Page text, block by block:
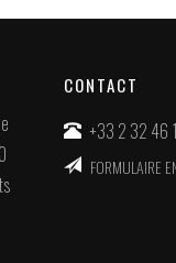
CONTACT
+33 2 32 46
FORMULAIRE